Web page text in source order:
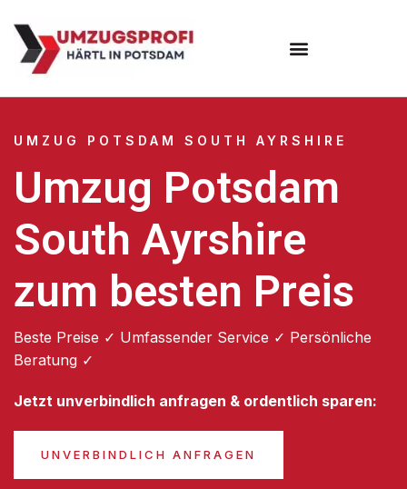
UMZUG POTSDAM SOUTH AYRSHIRE
Umzug Potsdam
South Ayrshire
zum besten Preis
Beste Preise ✓ Umfassender Service ✓ Persönliche
Beratung ✓
Jetzt unverbindlich anfragen & ordentlich sparen:
UNVERBINDLICH ANFRAGEN